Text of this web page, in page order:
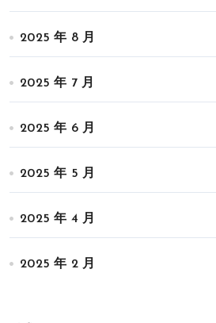
2025 年 8 月
2025 年 7 月
2025 年 6 月
2025 年 5 月
2025 年 4 月
2025 年 2 月